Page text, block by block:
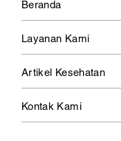
Beranda
Layanan Kami
Artikel Kesehatan
Kontak Kami